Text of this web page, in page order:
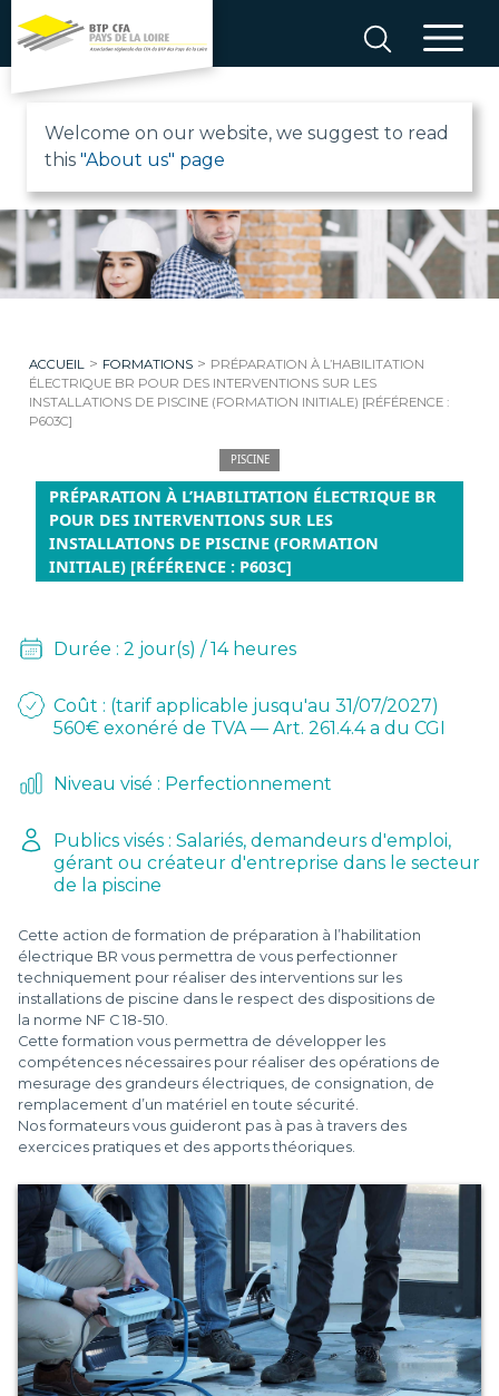
Aller
au
contenu
P
C
Welcome on our website, we suggest to read
this "About us" page
ACCUEIL > FORMATIONS > PRÉPARATION À L’HABILITATION
ÉLECTRIQUE BR POUR DES INTERVENTIONS SUR LES
INSTALLATIONS DE PISCINE (FORMATION INITIALE) [RÉFÉRENCE :
P603C]
PISCINE
PRÉPARATION À L’HABILITATION ÉLECTRIQUE BR
POUR DES INTERVENTIONS SUR LES
INSTALLATIONS DE PISCINE (FORMATION
INITIALE) [RÉFÉRENCE : P603C]
Durée : 2 jour(s) / 14 heures
Coût : (tarif applicable jusqu'au 31/07/2027)
560€ exonéré de TVA — Art. 261.4.4 a du CGI
Niveau visé : Perfectionnement
Publics visés : Salariés, demandeurs d'emploi,
gérant ou créateur d'entreprise dans le secteur
de la piscine
Cette action de formation de préparation à l’habilitation
électrique BR vous permettra de vous perfectionner
techniquement pour réaliser des interventions sur les
installations de piscine dans le respect des dispositions de
la norme NF C 18-510.
Cette formation vous permettra de développer les
compétences nécessaires pour réaliser des opérations de
mesurage des grandeurs électriques, de consignation, de
remplacement d’un matériel en toute sécurité.
Nos formateurs vous guideront pas à pas à travers des
exercices pratiques et des apports théoriques.